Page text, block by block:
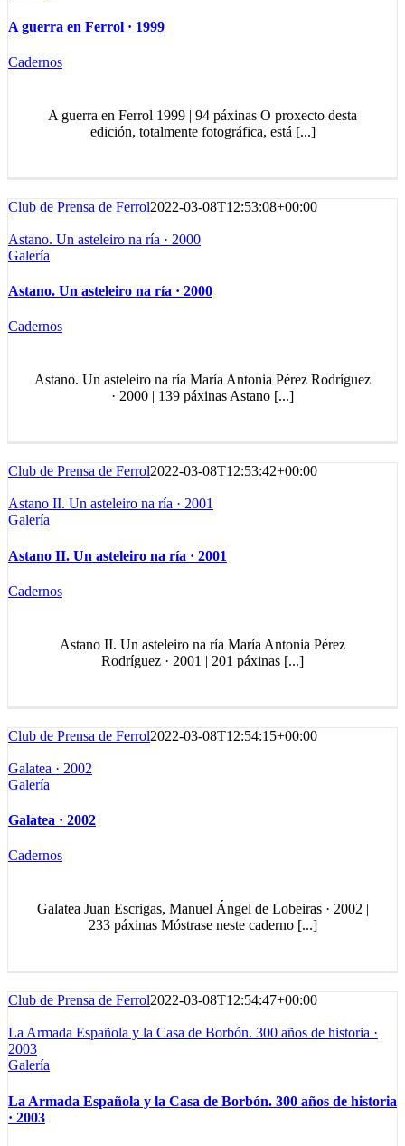
A guerra en Ferrol · 1999
Cadernos
A guerra en Ferrol 1999 | 94 páxinas O proxecto desta
edición, totalmente fotográfica, está [...]
Club de Prensa de Ferrol2022-03-08T12:53:08+00:00
Astano. Un asteleiro na ría · 2000
Galería
Astano. Un asteleiro na ría · 2000
Cadernos
Astano. Un asteleiro na ría María Antonia Pérez Rodríguez
· 2000 | 139 páxinas Astano [...]
Club de Prensa de Ferrol2022-03-08T12:53:42+00:00
Astano II. Un asteleiro na ría · 2001
Galería
Astano II. Un asteleiro na ría · 2001
Cadernos
Astano II. Un asteleiro na ría María Antonia Pérez
Rodríguez · 2001 | 201 páxinas [...]
Club de Prensa de Ferrol2022-03-08T12:54:15+00:00
Galatea · 2002
Galería
Galatea · 2002
Cadernos
Galatea Juan Escrigas, Manuel Ángel de Lobeiras · 2002 |
233 páxinas Móstrase neste caderno [...]
Club de Prensa de Ferrol2022-03-08T12:54:47+00:00
La Armada Española y la Casa de Borbón. 300 años de historia ·
2003
Galería
La Armada Española y la Casa de Borbón. 300 años de historia
· 2003